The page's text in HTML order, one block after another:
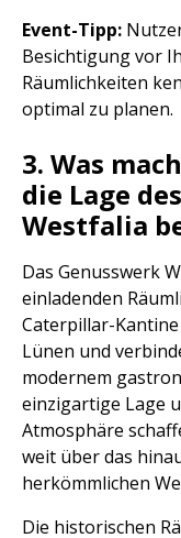
Event-Tipp:
Besichtigung vor
Räumlichkeiten
optimal zu planen.
3. Was
die Lage
Westfalia
Das Genusswerk
einladenden
Caterpillar-
Lünen und
modernem
einzigartige Lage
Atmosphäre
weit über das
herkömmlichen
Die historischen